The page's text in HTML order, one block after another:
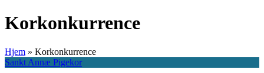
Korkonkurrence
Hjem » Korkonkurrence
Sankt Annæ Pigekor